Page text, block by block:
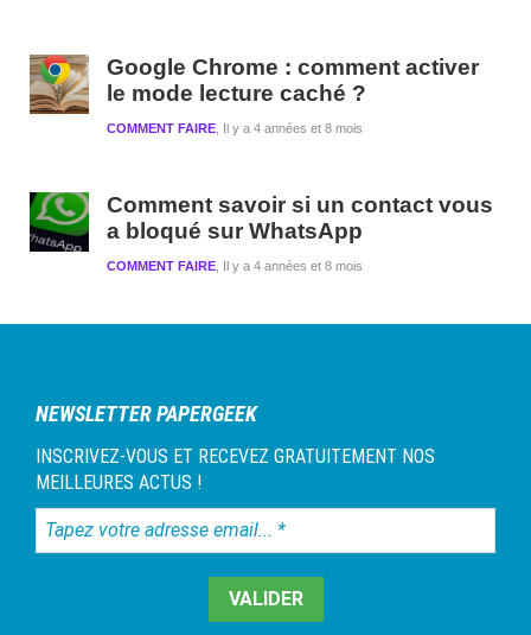
Google Chrome : comment activer
le mode lecture caché ?
Il y a 4 années et 8 mois
COMMENT FAIRE
Comment savoir si un contact vous
a bloqué sur WhatsApp
Il y a 4 années et 8 mois
COMMENT FAIRE
NEWSLETTER PAPERGEEK
INSCRIVEZ-VOUS ET RECEVEZ GRATUITEMENT NOS
MEILLEURES ACTUS !
Tapez
votre